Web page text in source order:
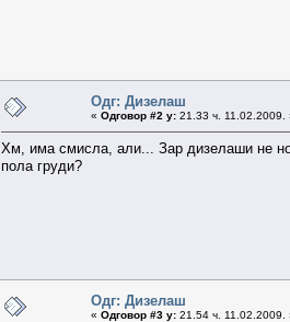
Одг: Дизелаш
« Одговор #2 у: 21.33 ч. 11.02.2009.
Хм, има смисла, али... Зар дизелаши не
пола груди?
Одг: Дизелаш
« Одговор #3 у: 21.54 ч. 11.02.2009.